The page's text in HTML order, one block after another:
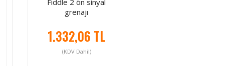
Fiddle 2 ön sinyal
grenajı
1.332,06 TL
(KDV Dahil)